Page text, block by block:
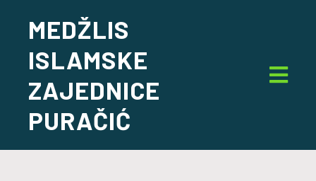
MEDŽLIS
ISLAMSKE
ZAJEDNICE
PURAČIĆ